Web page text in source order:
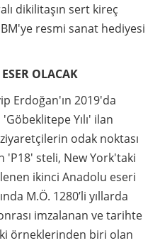
dikilitaşın sert kireç
BM'ye resmi sanat hediyesi
OLACAK
Erdoğan'ın 2019'da
'Göbeklitepe Yılı' ilan
odak noktası
'P18' steli, New York'taki
ikinci Anadolu eseri
M.Ö. 1280’li yıllarda
imzalanan ve tarihte
örneklerinden biri olan